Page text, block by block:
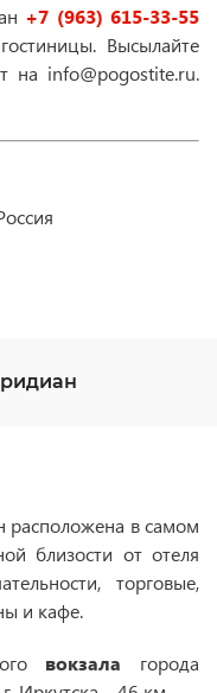
+7 (963) 615-33-55
Высылайте
на info@pogostite.ru.
расположена в самом
близости от отеля
торговые,
и кафе.
вокзала города